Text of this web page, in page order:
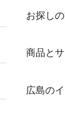
お探し
商品と
広島の